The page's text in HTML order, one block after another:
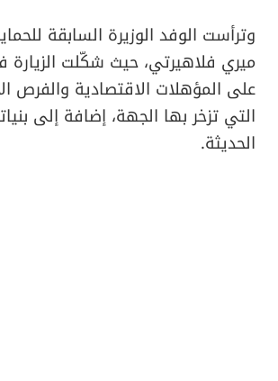
وترأست الوفد الوزيرة السابقة
ميري فلاهيرتي، حيث شكّلت الزيارة
على المؤهلات الاقتصادية والفرص
التي تزخر بها الجهة، إضافة إلى
الحديثة.